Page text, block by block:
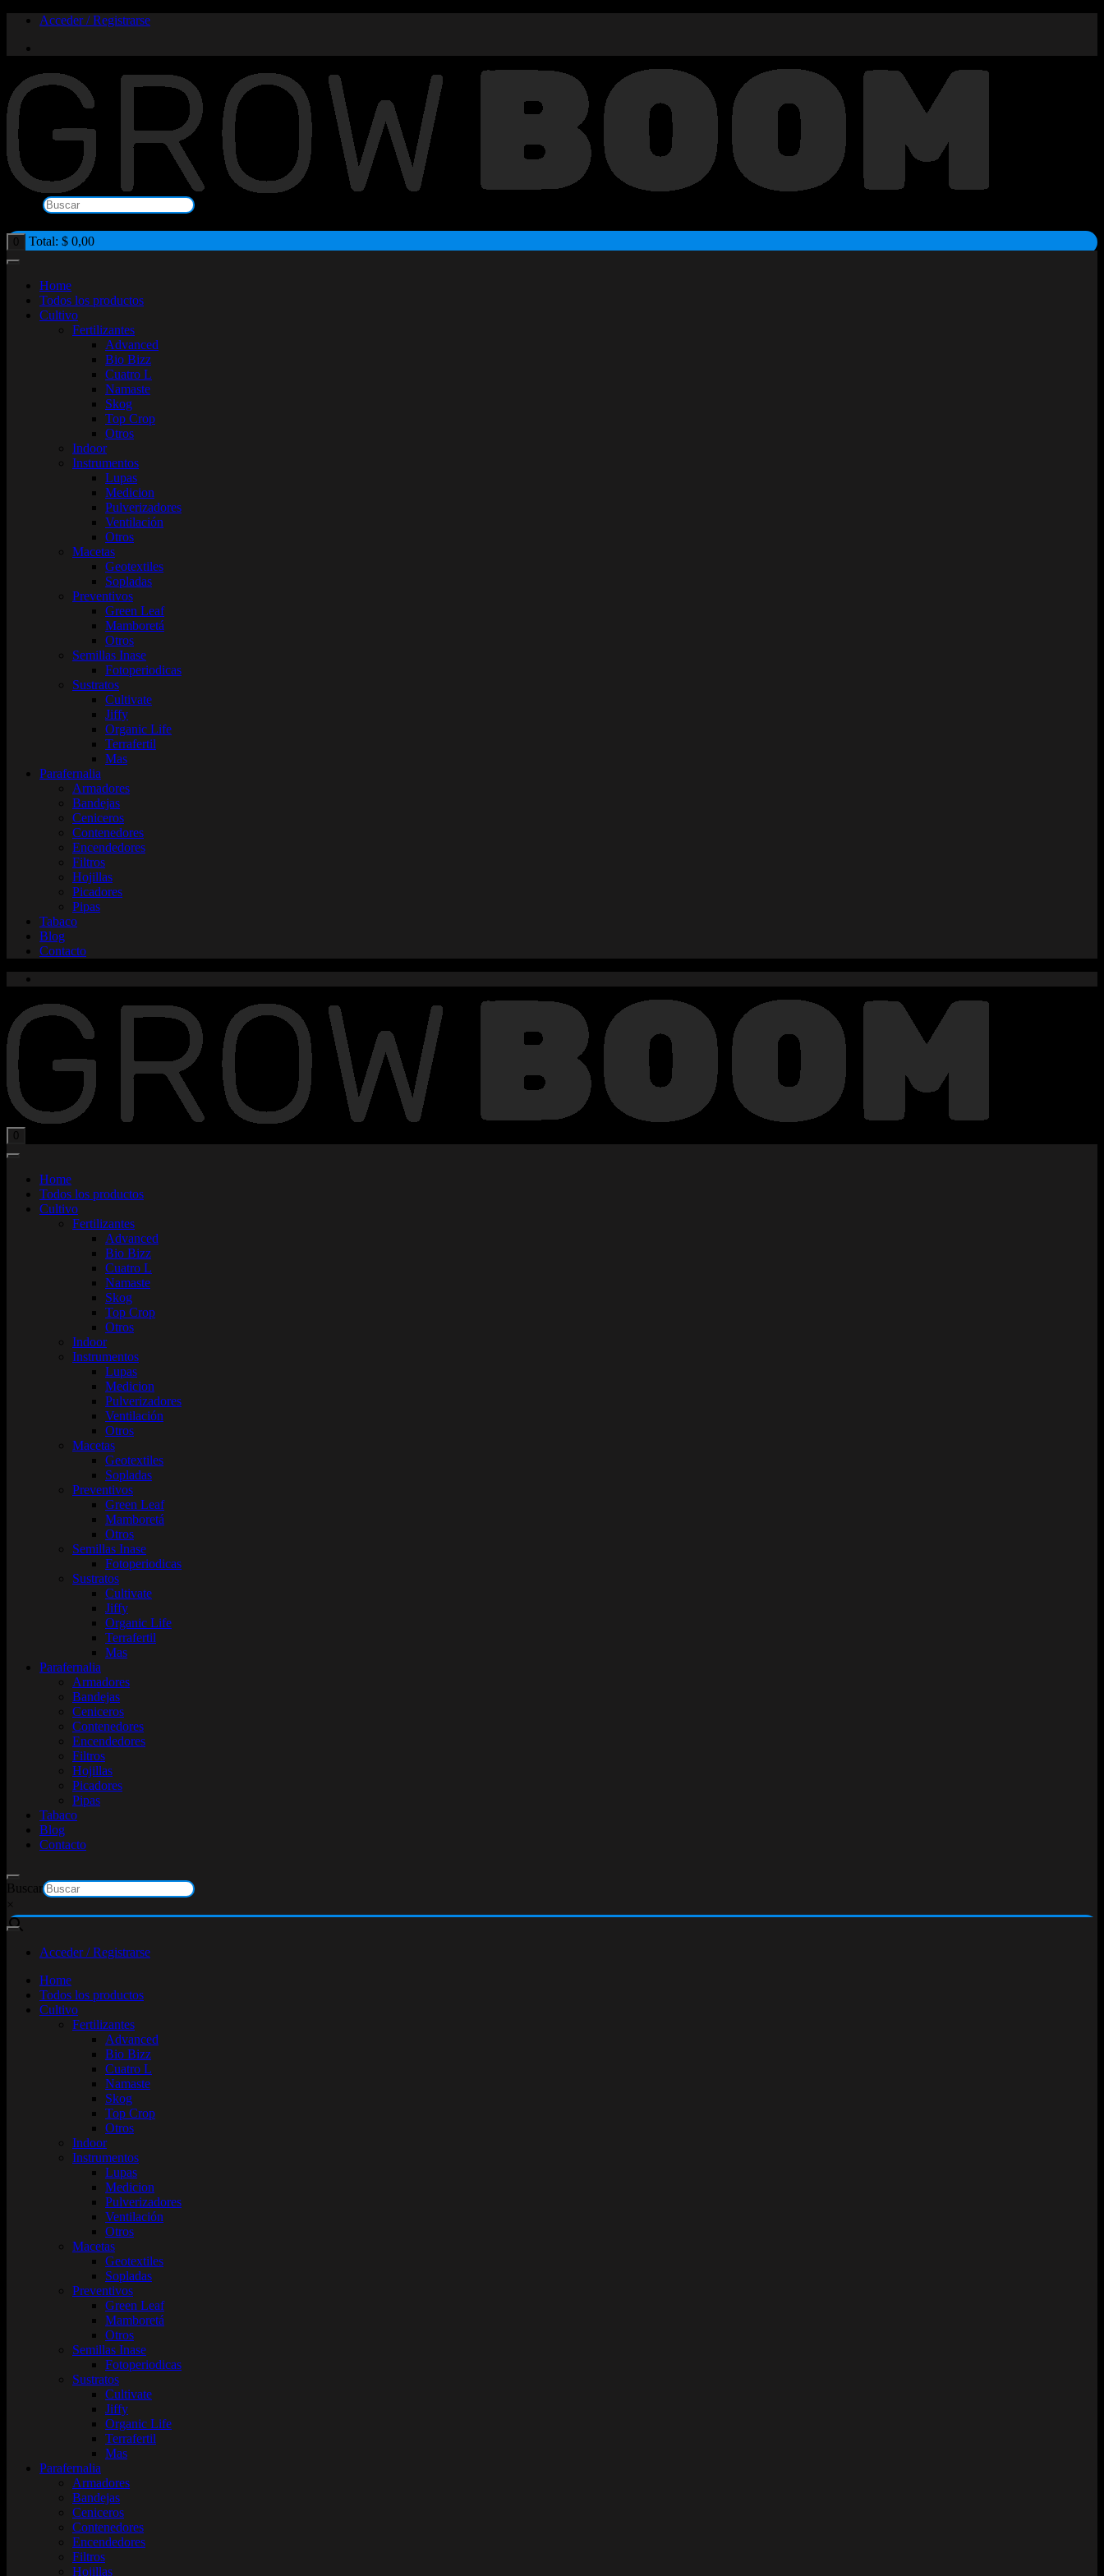
Saltar
contenido
Acceder / Registrarse
0 Total: $ 0,00
Home
Todos los productos
Cultivo
Fertilizantes
Advanced
Bio Bizz
Cuatro L
Namaste
Skog
Top Crop
Otros
Indoor
Instrumentos
Lupas
Medicion
Pulverizadores
Ventilación
Otros
Macetas
Geotextiles
Sopladas
Preventivos
Green Leaf
Mamboretá
Otros
Semillas Inase
Fotoperiodicas
Sustratos
Cultivate
Jiffy
Organic Life
Terrafertil
Mas
Parafernalia
Armadores
Bandejas
Ceniceros
Contenedores
Encendedores
Filtros
Hojillas
Picadores
Pipas
Tabaco
Blog
Contacto
0
Home
Todos los productos
Cultivo
Fertilizantes
Advanced
Bio Bizz
Cuatro L
Namaste
Skog
Top Crop
Otros
Indoor
Instrumentos
Lupas
Medicion
Pulverizadores
Ventilación
Otros
Macetas
Geotextiles
Sopladas
Preventivos
Green Leaf
Mamboretá
Otros
Semillas Inase
Fotoperiodicas
Sustratos
Cultivate
Jiffy
Organic Life
Terrafertil
Mas
Parafernalia
Armadores
Bandejas
Ceniceros
Contenedores
Encendedores
Filtros
Hojillas
Picadores
Pipas
Tabaco
Blog
Contacto
Buscar
×
Acceder / Registrarse
Home
Todos los productos
Cultivo
Fertilizantes
Advanced
Bio Bizz
Cuatro L
Namaste
Skog
Top Crop
Otros
Indoor
Instrumentos
Lupas
Medicion
Pulverizadores
Ventilación
Otros
Macetas
Geotextiles
Sopladas
Preventivos
Green Leaf
Mamboretá
Otros
Semillas Inase
Fotoperiodicas
Sustratos
Cultivate
Jiffy
Organic Life
Terrafertil
Mas
Parafernalia
Armadores
Bandejas
Ceniceros
Contenedores
Encendedores
Filtros
Hojillas